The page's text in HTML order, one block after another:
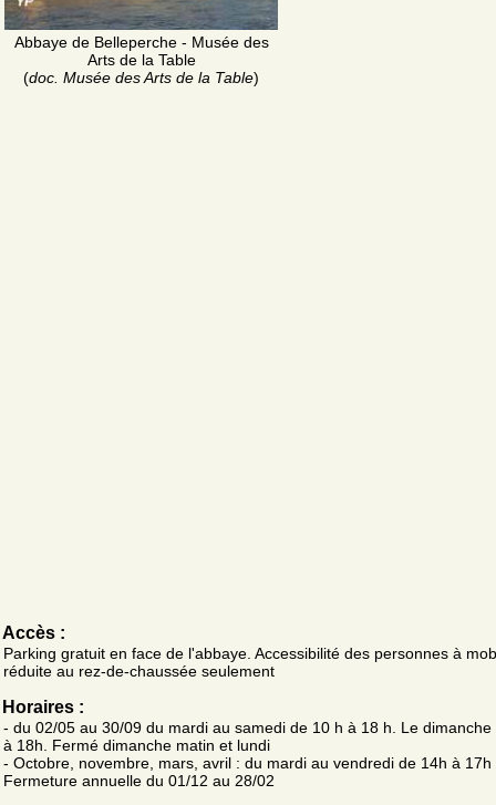
Abbaye de Belleperche - Musée des
Arts de la Table
(doc. Musée des Arts de la Table)
Accès :
Parking gratuit en face de l'abbaye. Accessibilité des personnes à
réduite au rez-de-chaussée seulement
Horaires :
- du 02/05 au 30/09 du mardi au samedi de 10 h à 18 h. Le dimanche
à 18h. Fermé dimanche matin et lundi
- Octobre, novembre, mars, avril : du mardi au vendredi de 14h à 17h
Fermeture annuelle du 01/12 au 28/02